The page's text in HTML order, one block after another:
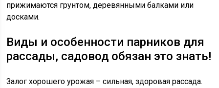
прижимаются грунтом, деревянными балками или
досками.
Виды и особенности парников для
рассады, садовод обязан это знать!
Залог хорошего урожая – сильная, здоровая рассада.